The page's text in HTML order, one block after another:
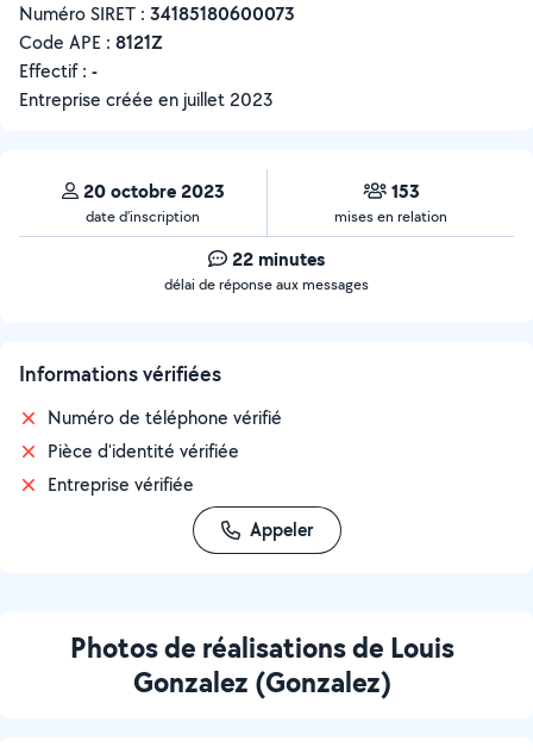
Numéro SIRET : ‍34185180600073
Code APE : 8121Z
Effectif : -
Entreprise créée en juillet 2023
20 octobre 2023
date d’inscription
153
mises en relation
22 minutes
délai de réponse aux messages
Informations vérifiées
Numéro de téléphone vérifié
Pièce d'identité vérifiée
Entreprise vérifiée
Appeler
Photos de réalisations de Louis
Gonzalez (Gonzalez)